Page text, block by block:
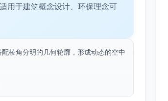
用于建筑概念设计、环保理念可
棱角分明的几何轮廓，形成动态的空中